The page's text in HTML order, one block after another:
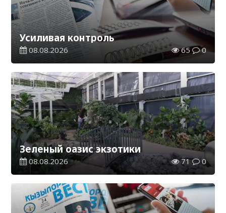
Усиливая контроль
08.08.2026 65 0
Зеленый оазис экзотики
08.08.2026 71 0